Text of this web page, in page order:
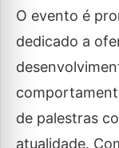
O evento é
dedicado a
de palestras
atualidade.